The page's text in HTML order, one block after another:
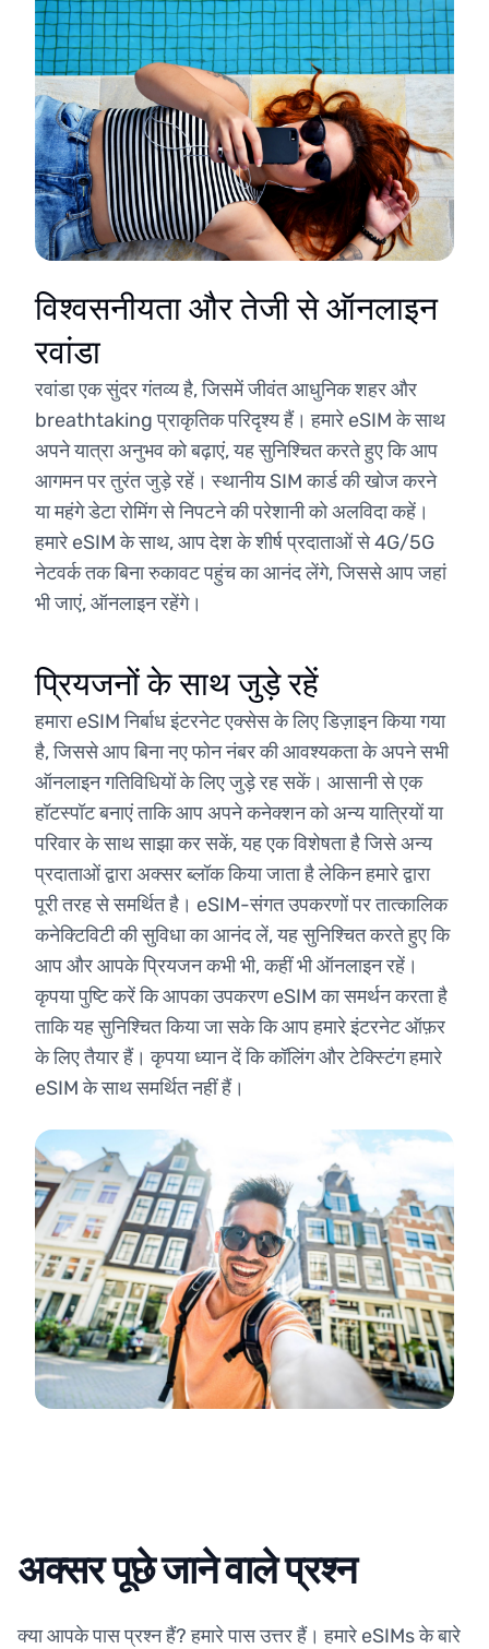
विश्वसनीयता और तेजी से ऑनलाइन
रवांडा
रवांडा एक सुंदर गंतव्य है, जिसमें जीवंत आधुनिक शहर और
breathtaking प्राकृतिक परिदृश्य हैं। हमारे eSIM के साथ
अपने यात्रा अनुभव को बढ़ाएं, यह सुनिश्चित करते हुए कि आप
आगमन पर तुरंत जुड़े रहें। स्थानीय SIM कार्ड की खोज करने
या महंगे डेटा रोमिंग से निपटने की परेशानी को अलविदा कहें।
हमारे eSIM के साथ, आप देश के शीर्ष प्रदाताओं से 4G/5G
नेटवर्क तक बिना रुकावट पहुंच का आनंद लेंगे, जिससे आप जहां
भी जाएं, ऑनलाइन रहेंगे।
प्रियजनों के साथ जुड़े रहें
हमारा eSIM निर्बाध इंटरनेट एक्सेस के लिए डिज़ाइन किया गया
है, जिससे आप बिना नए फोन नंबर की आवश्यकता के अपने सभी
ऑनलाइन गतिविधियों के लिए जुड़े रह सकें। आसानी से एक
हॉटस्पॉट बनाएं ताकि आप अपने कनेक्शन को अन्य यात्रियों या
परिवार के साथ साझा कर सकें, यह एक विशेषता है जिसे अन्य
प्रदाताओं द्वारा अक्सर ब्लॉक किया जाता है लेकिन हमारे द्वारा
पूरी तरह से समर्थित है। eSIM-संगत उपकरणों पर तात्कालिक
कनेक्टिविटी की सुविधा का आनंद लें, यह सुनिश्चित करते हुए कि
आप और आपके प्रियजन कभी भी, कहीं भी ऑनलाइन रहें।
कृपया पुष्टि करें कि आपका उपकरण eSIM का समर्थन करता है
ताकि यह सुनिश्चित किया जा सके कि आप हमारे इंटरनेट ऑफ़र
के लिए तैयार हैं। कृपया ध्यान दें कि कॉलिंग और टेक्स्टिंग हमारे
eSIM के साथ समर्थित नहीं हैं।
अक्सर पूछे जाने वाले प्रश्न
क्या आपके पास प्रश्न हैं? हमारे पास उत्तर हैं। हमारे eSIMs के बारे